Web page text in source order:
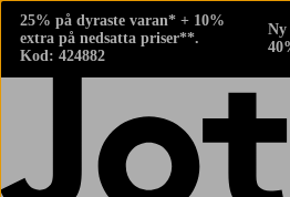
25% på dyraste varan* + 10%
extra på nedsatta priser**.
Kod: 424882
Ny